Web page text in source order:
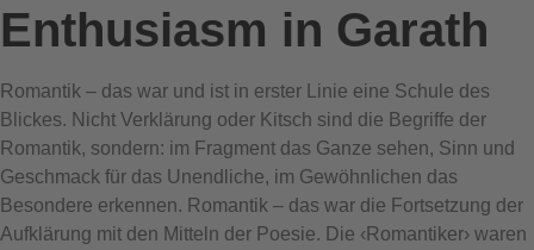
Enthusiasm in Garath
Romantik – das war und ist in erster Linie eine Schule des
Blickes. Nicht Verklärung oder Kitsch sind die Begriffe der
Romantik, sondern: im Fragment das Ganze sehen, Sinn und
Geschmack für das Unendliche, im Gewöhnlichen das
Besondere erkennen. Romantik – das war die Fortsetzung der
Aufklärung mit den Mitteln der Poesie. Die ‹Romantiker› waren